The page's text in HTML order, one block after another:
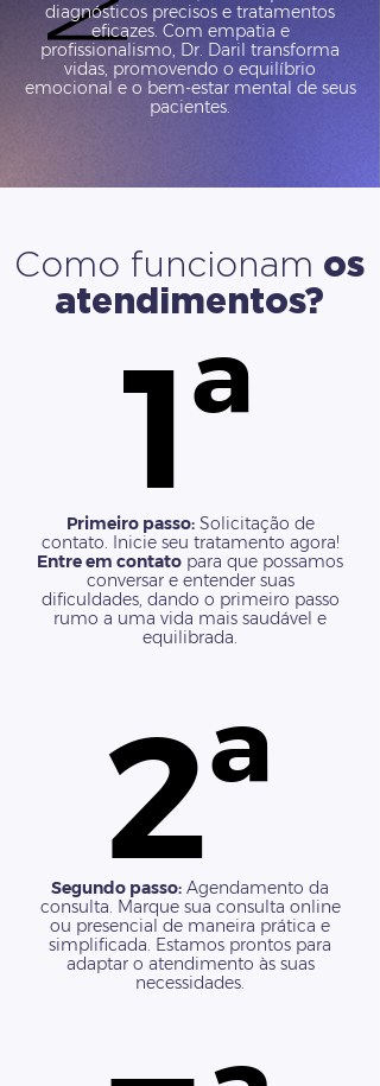
diagnósticos precisos e tratamentos
eficazes. Com empatia e
profissionalismo, Dr. Daril transforma
vidas, promovendo o equilíbrio
emocional e o bem-estar mental de seus
pacientes.
Como funcionam os
atendimentos?
Primeiro passo:Solicitação de
contato. Inicie seu tratamento agora!
Entre em contato para que possamos
conversar e entender suas
dificuldades, dando o primeiro passo
rumo a uma vida mais saudável e
equilibrada.
1ª
1ª
Segundo passo: Agendamento da
consulta. Marque sua consulta online
ou presencial de maneira prática e
simplificada. Estamos prontos para
adaptar o atendimento às suas
necessidades.
2ª
2ª